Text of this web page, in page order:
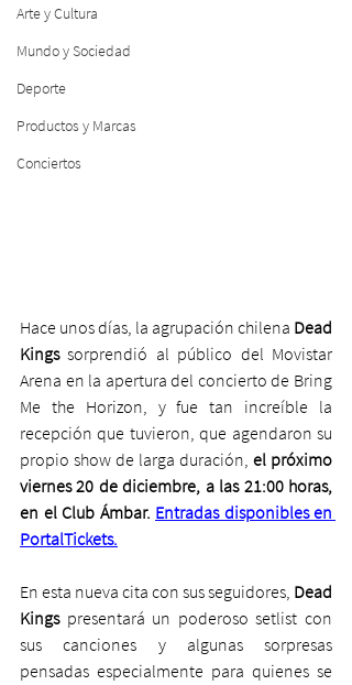
Arte y Cultura
Mundo y Sociedad
Deporte
Productos y Marcas
Conciertos
Hace unos días, la agrupación chilena Dead
Kings sorprendió al público del Movistar
Arena en la apertura del concierto de Bring
Me the Horizon, y fue tan increíble la
recepción que tuvieron, que agendaron su
propio show de larga duración, el próximo
viernes 20 de diciembre, a las 21:00 horas,
en el Club Ámbar. Entradas disponibles en
PortalTickets.
En esta nueva cita con sus seguidores, Dead
Kings presentará un poderoso setlist con
sus canciones y algunas sorpresas
pensadas especialmente para quienes se